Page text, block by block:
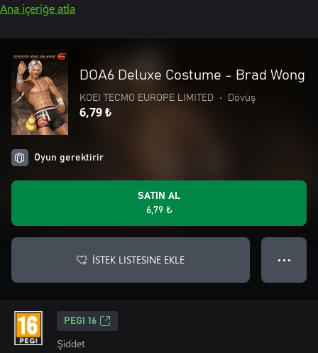
Ana içeriğe atla
DOA6 Deluxe Costume - Brad Wong
KOEI TECMO EUROPE LIMITED • Dövüş
6,79 ₺
Oyun gerektirir
SATIN AL
6,79 ₺
İSTEK LISTESINE EKLE ● ● ●
PEGI 16
Şiddet